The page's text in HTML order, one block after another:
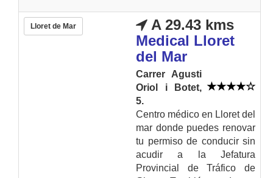
Lloret de Mar
A 29.43 kms
Medical Lloret
del Mar
Carrer Agusti
Oriol i Botet,
5.
Centro médico en Lloret del
mar donde puedes renovar
tu permiso de conducir sin
acudir a la Jefatura
Provincial de Tráfico de